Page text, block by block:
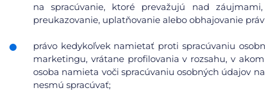
na spracúvanie, ktoré prevažujú nad
preukazovanie, uplatňovanie alebo obhajovanie
právo kedykoľvek namietať proti spracúvaniu
marketingu, vrátane profilovania v rozsahu, v
osoba namieta voči spracúvaniu osobných údajov
nesmú spracúvať;